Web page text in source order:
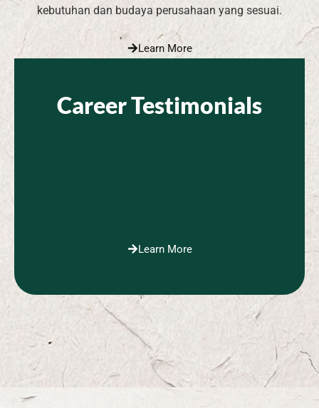
kebutuhan dan budaya perusahaan yang sesuai.
Learn More
Career Testimonials
Learn More